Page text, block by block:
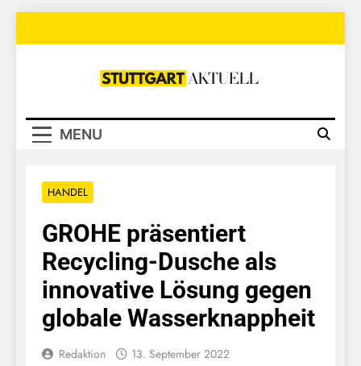
Stuttgart
MENU
HANDEL
GROHE präsentiert
Recycling-Dusche als
innovative Lösung gegen
globale Wasserknappheit
Redaktion 13. September 2022